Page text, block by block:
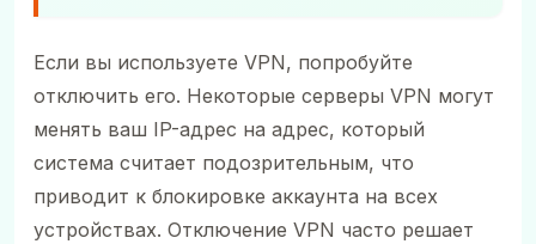
Если вы используете VPN, попробуйте
отключить его. Некоторые серверы VPN могут
менять ваш IP-адрес на адрес, который
система считает подозрительным, что
приводит к блокировке аккаунта на всех
устройствах. Отключение VPN часто решает